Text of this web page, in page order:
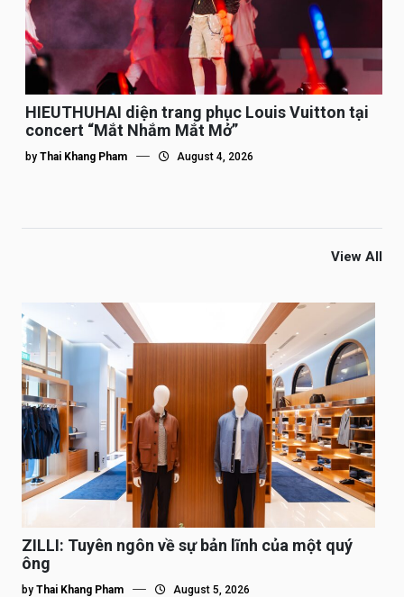
HIEUTHUHAI diện trang phục Louis Vuitton tại
concert “Mắt Nhắm Mắt Mở”
by Thai Khang Pham August 4, 2026
View All
ZILLI: Tuyên ngôn về sự bản lĩnh của một quý
ông
by Thai Khang Pham August 5, 2026